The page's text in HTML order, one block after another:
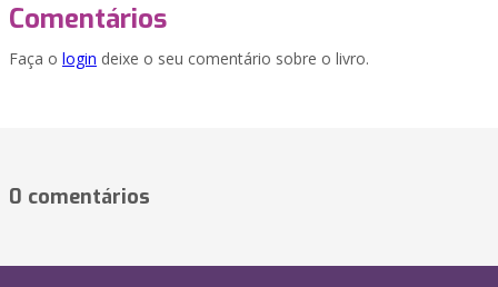
Comentários
Faça o login deixe o seu comentário sobre o livro.
0 comentários